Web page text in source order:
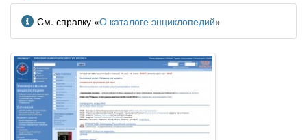
Информация
См. справку «О каталоге энциклопедий»